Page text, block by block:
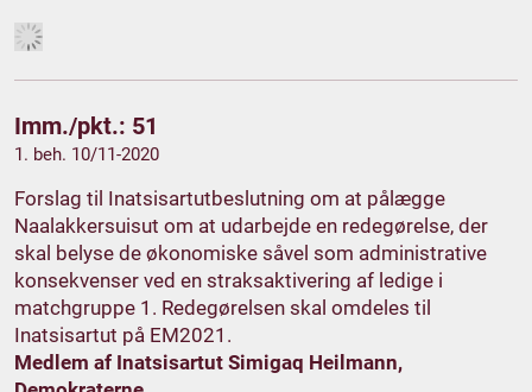
Imm./pkt.: 51
1. beh. 10/11-2020
Forslag til Inatsisartutbeslutning om at pålægge
Naalakkersuisut om at udarbejde en redegørelse, der
skal belyse de økonomiske såvel som administrative
konsekvenser ved en straksaktivering af ledige i
matchgruppe 1. Redegørelsen skal omdeles til
Inatsisartut på EM2021.
Medlem af Inatsisartut Simigaq Heilmann,